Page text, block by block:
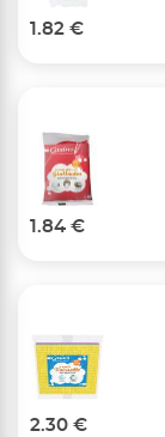
1.82 €
1.84 €
2.30 €